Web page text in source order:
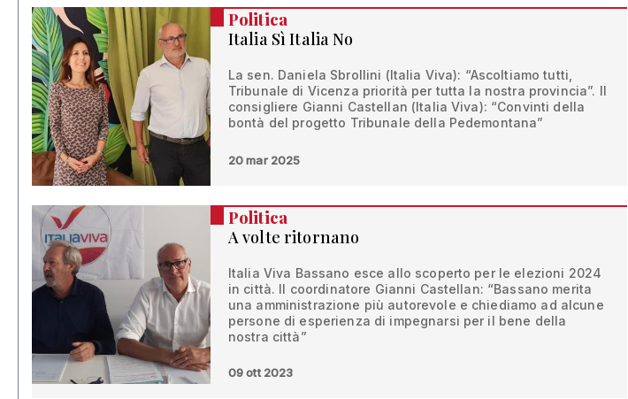
Politica
Italia Sì Italia No
La sen. Daniela Sbrollini (Italia Viva): “Ascoltiamo tutti,
Tribunale di Vicenza priorità per tutta la nostra provincia”. Il
consigliere Gianni Castellan (Italia Viva): “Convinti della
bontà del progetto Tribunale della Pedemontana”
20 mar 2025
Politica
A volte ritornano
Italia Viva Bassano esce allo scoperto per le elezioni 2024
in città. Il coordinatore Gianni Castellan: “Bassano merita
una amministrazione più autorevole e chiediamo ad alcune
persone di esperienza di impegnarsi per il bene della
nostra città”
09 ott 2023